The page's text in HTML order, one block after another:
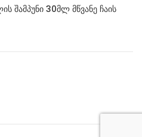
შამპუნი 30მლ მწვანე ჩაის